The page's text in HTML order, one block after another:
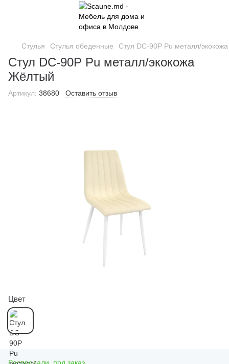
Стулья Стулья обеденные Стул DC-90P Pu металл/экокожа
Стул DC-90P Pu металл/экокожа
Жёлтый
Артикул: 38680 Оставить отзыв
Цвет
Распродали, под заказ